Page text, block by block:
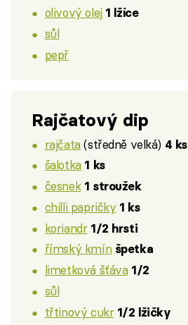
olivový olej 1 lžíce
sůl
pepř
Rajčatový dip
rajčata(středně velká) 4 ks
šalotka 1 ks
česnek 1 stroužek
chilli papričky 1 ks
koriandr 1/2 hrsti
římský kmín špetka
limetková šťáva 1/2
sůl
třtinový cukr 1/2 lžičky